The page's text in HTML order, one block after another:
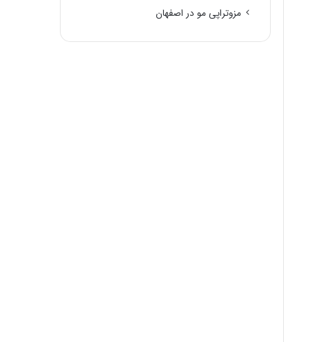
مزوتراپی مو در اصفهان